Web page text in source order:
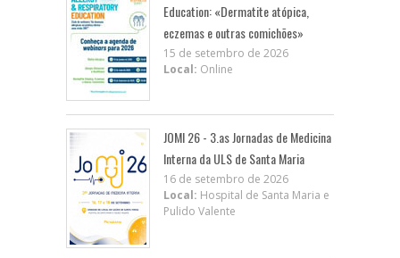
Education: «Dermatite atópica,
eczemas e outras comichões»
15 de setembro de 2026
Local: Online
JOMI 26 - 3.as Jornadas de Medicina
Interna da ULS de Santa Maria
16 de setembro de 2026
Local: Hospital de Santa Maria e
Pulido Valente